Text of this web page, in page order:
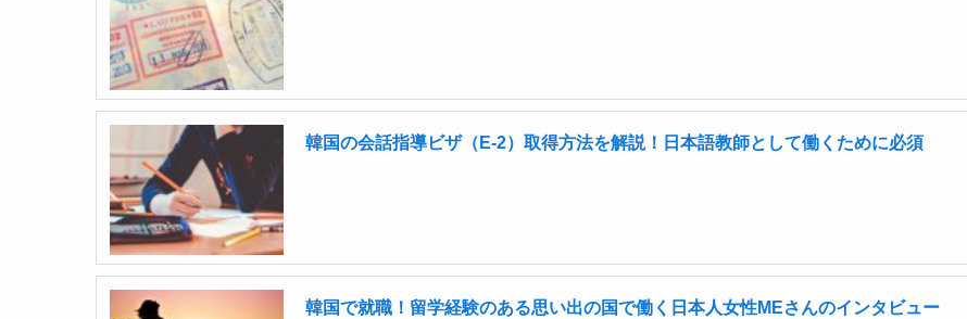
韓国の会話指導ビザ（E-2）取得方法を解説！日本語教師として働くために必須
韓国で就職！留学経験のある思い出の国で働く日本人女性MEさんのインタビュー